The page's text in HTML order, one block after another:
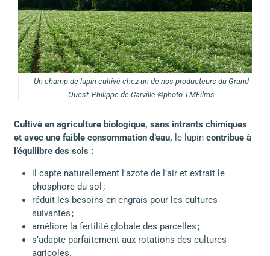
Un champ de lupin cultivé chez un de nos producteurs du Grand
Ouest, Philippe de Carville ©photo TMFilms
Cultivé en agriculture biologique, sans intrants chimiques
et avec une faible consommation d’eau, le lupin contribue à
l’équilibre des sols :
il capte naturellement l’azote de l’air et extrait le
phosphore du sol ;
réduit les besoins en engrais pour les cultures
suivantes ;
améliore la fertilité globale des parcelles ;
s’adapte parfaitement aux rotations des cultures
agricoles.